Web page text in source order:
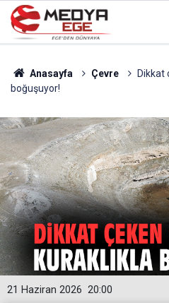
Anasayfa Çevre
Dikkat
boğuşuyor!
20:00
21 Haziran 2026